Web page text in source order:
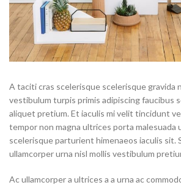
A taciti cras scelerisque scelerisque gravida
vestibulum turpis primis adipiscing faucibus
aliquet pretium. Et iaculis mi velit tincidunt
tempor non magna ultrices porta malesuada
scelerisque parturient himenaeos iaculis sit.
ullamcorper urna nisl mollis vestibulum
Ac ullamcorper a ultrices a a urna ac